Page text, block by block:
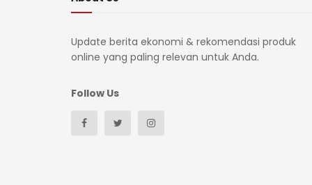
Update berita ekonomi & rekomendasi produk
online yang paling relevan untuk Anda.
Follow Us